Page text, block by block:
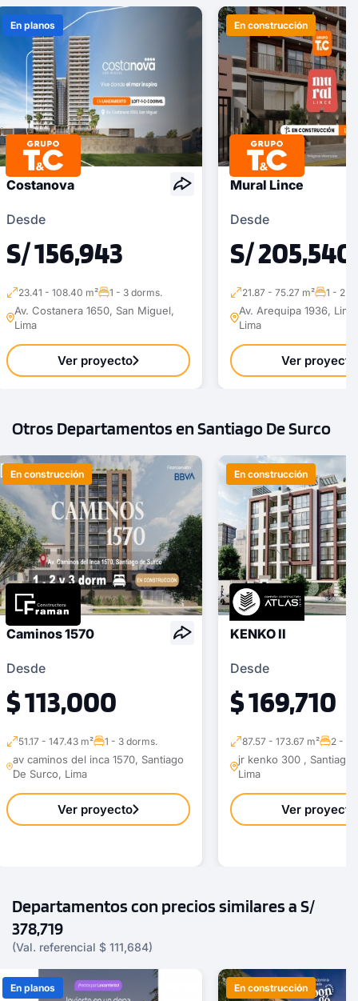
En planos
Costanova
Desde
S/ 156,943
23.41 - 108.40 m² 1 - 3 dorms.
Av. Costanera 1650, San Miguel,
Lima
Ver proyecto
En construcción
Mural Lince
Desde
S/ 205,540
21.87 - 75.27 m² 1 - 2
Av. Arequipa 1936,
Lima
Ver proyecto
Otros Departamentos en Santiago De Surco
En construcción
Caminos 1570
Desde
$ 113,000
51.17 - 147.43 m² 1 - 3 dorms.
av caminos del inca 1570, Santiago
De Surco, Lima
Ver proyecto
En construcción
KENKO II
Desde
$ 169,710
87.57 - 173.67 m² 2 - 3
jr kenko 300 , Santiago
Lima
Ver proyecto
Departamentos con precios similares a S/
378,719
(Val. referencial $ 111,684)
En planos En construcción